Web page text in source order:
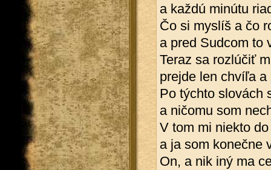
a každú minútu
Čo si myslíš a čo
a pred Sudcom to
Teraz sa rozlúčiť
prejde len chvíľa a
Po týchto slovách
a ničomu som
V tom mi niekto
a ja som konečne
On, a nik iný ma